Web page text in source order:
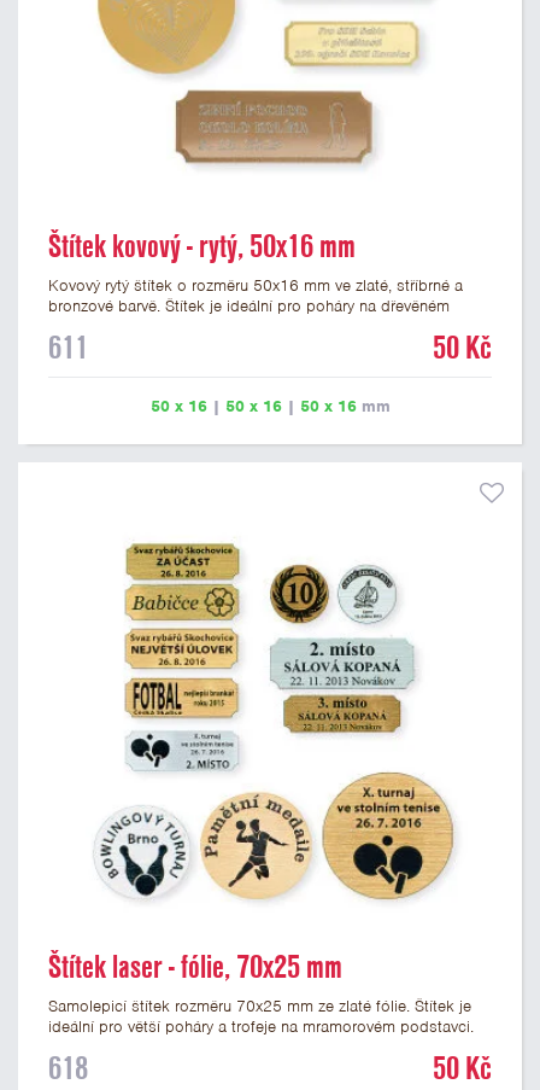
Štítek kovový - rytý, 50x16 mm
Kovový rytý štítek o rozměru 50x16 mm ve zlaté, stříbrné a
bronzové barvě. Štítek je ideální pro poháry na dřevěném
nebo text. U textu doporučujeme maximálně 3 řádky, aby byla
možné přiložit v prvním kroku objednávky.
611 50 Kč
50 x 16| 50 x 16| 50 x 16mm
Štítek laser - fólie, 70x25 mm
Samolepicí štítek rozměru 70x25 mm ze zlaté fólie. Štítek je
ideální pro větší poháry a trofeje na mramorovém podstavci.
textu doporučujeme maximálně 3 řádky, aby byla zachována
618 50 Kč